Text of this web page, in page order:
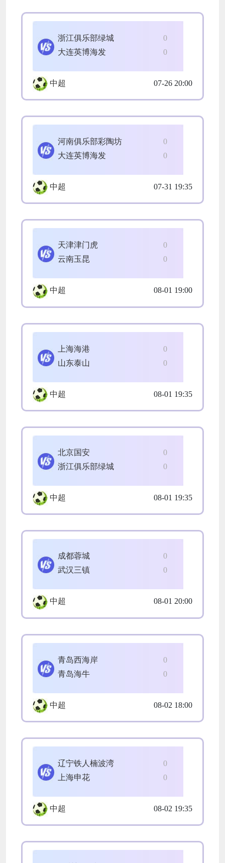
0
浙江俱乐部绿城
0
大连英博海发
中超 07-26 20:00
0
河南俱乐部彩陶坊
0
大连英博海发
中超 07-31 19:35
0
天津津门虎
0
云南玉昆
中超 08-01 19:00
0
上海海港
0
山东泰山
中超 08-01 19:35
0
北京国安
0
浙江俱乐部绿城
中超 08-01 19:35
0
成都蓉城
0
武汉三镇
中超 08-01 20:00
0
青岛西海岸
0
青岛海牛
中超 08-02 18:00
0
辽宁铁人楠波湾
0
上海申花
中超 08-02 19:35